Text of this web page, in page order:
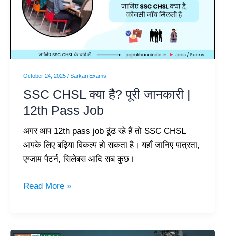
October 24, 2025 / Sarkari Exams
SSC CHSL क्या है? पूरी जानकारी |
12th Pass Job
अगर आप 12th pass job ढूंढ रहे हैं तो SSC CHSL
आपके लिए बढ़िया विकल्प हो सकता है। यहाँ जानिए पात्रता,
एग्जाम पैटर्न, सिलेबस आदि सब कुछ।
पूरी
जानकारी
Pass
Job
Read More »